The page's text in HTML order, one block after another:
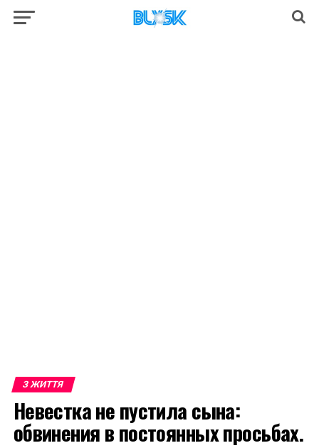
З ЖИТТЯ
Невестка не пустила сына:
обвинения в постоянных просьбах.